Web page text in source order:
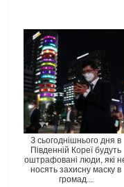
З сьогоднішнього дня в
Південній Кореї будуть
оштрафовані люди, які
носять захисну маску в
громад...